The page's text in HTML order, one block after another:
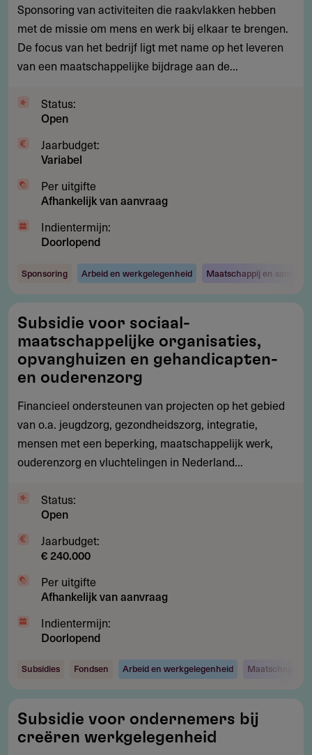
het
gebied
van
mens,
sport
maatschappelijke
betrokkenheid
Sponsoring van activiteiten die raakvlakken hebben
met de missie om mens en werk bij elkaar te brengen.
De focus van het bedrijf ligt met name op het leveren
van een maatschappelijke bijdrage aan de...
Status:
Open
Jaarbudget:
Variabel
Per uitgifte
Afhankelijk van aanvraag
Indientermijn:
Doorlopend
Sponsoring Arbeid en werkgelegenheid Maatschappij en
voor
sociaal-
maatschappelijke
organisaties,
opvanghuizen
en
gehandicapten-
en
Subsidie voor sociaal-
maatschappelijke organisaties,
opvanghuizen en gehandicapten-
en ouderenzorg
Financieel ondersteunen van projecten op het gebied
van o.a. jeugdzorg, gezondheidszorg, integratie,
mensen met een beperking, maatschappelijk werk,
ouderenzorg en vluchtelingen in Nederland...
Status:
Open
Jaarbudget:
€ 240.000
Per uitgifte
Afhankelijk van aanvraag
Indientermijn:
Doorlopend
Subsidies Fondsen Arbeid en werkgelegenheid Maatschappij
voor
ondernemers
Subsidie voor ondernemers bij
creëren werkgelegenheid